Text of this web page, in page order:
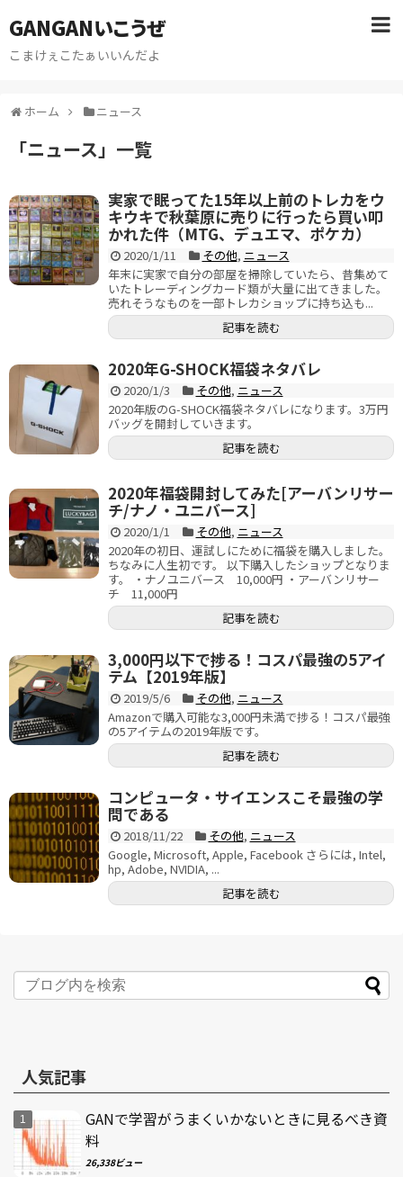
GANGANいこうぜ
こまけぇこたぁいいんだよ
ホーム ニュース
「ニュース」 一覧
実家で眠ってた15年以上前のトレカをウ
キウキで秋葉原に売りに行ったら買い叩
かれた件（MTG、デュエマ、ポケカ）
2020/1/11 その他, ニュース
年末に実家で自分の部屋を掃除していたら、昔集めて
いたトレーディングカード類が大量に出てきました。
売れそうなものを一部トレカショップに持ち込も...
記事を読む
2020年G-SHOCK福袋ネタバレ
2020/1/3 その他, ニュース
2020年版のG-SHOCK福袋ネタバレになります。3万円
バッグを開封していきます。
記事を読む
2020年福袋開封してみた[アーバンリサー
チ/ナノ・ユニバース]
2020/1/1 その他, ニュース
2020年の初日、運試しにために福袋を購入しました。
ちなみに人生初です。 以下購入したショップとなりま
す。 ・ナノユニバース 10,000円 ・アーバンリサー
チ 11,000円
記事を読む
3,000円以下で捗る！コスパ最強の5アイ
テム【2019年版】
2019/5/6 その他, ニュース
Amazonで購入可能な3,000円未満で捗る！コスパ最強
の5アイテムの2019年版です。
記事を読む
コンピュータ・サイエンスこそ最強の学
問である
2018/11/22 その他, ニュース
Google, Microsoft, Apple, Facebook さらには, Intel,
hp, Adobe, NVIDIA, ...
記事を読む
人気記事
GANで学習がうまくいかないときに見るべき資
料
26,338ビュー